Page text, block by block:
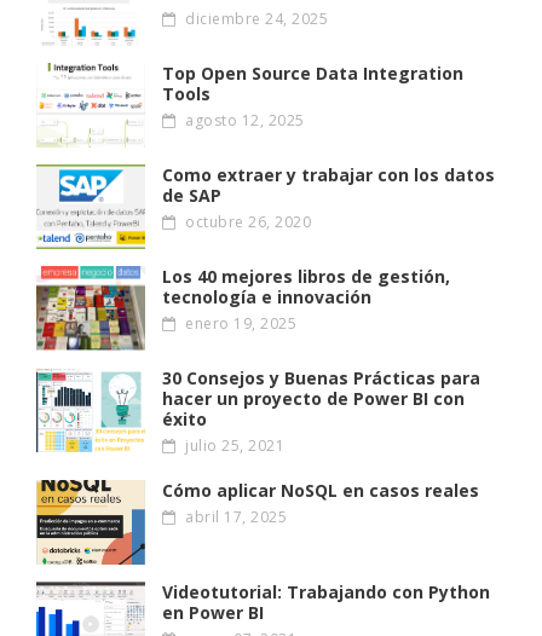
diciembre 24, 2025
Top Open Source Data Integration
Tools
agosto 12, 2025
Como extraer y trabajar con los datos
de SAP
octubre 26, 2020
Los 40 mejores libros de gestión,
tecnología e innovación
enero 19, 2025
30 Consejos y Buenas Prácticas para
hacer un proyecto de Power BI con
éxito
julio 25, 2021
Cómo aplicar NoSQL en casos reales
abril 17, 2025
Videotutorial: Trabajando con Python
en Power BI